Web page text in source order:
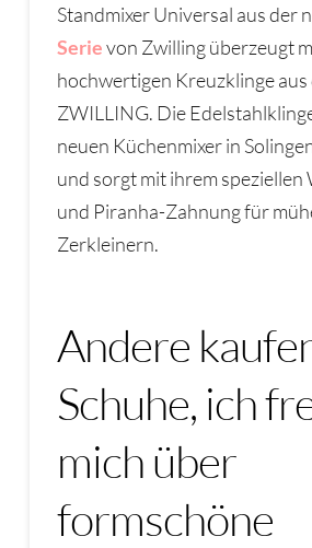
Standmixer Universal aus der
Serievon Zwilling überzeugt
hochwertigen Kreuzklinge aus
ZWILLING. Die
neuen Küchenmixer in
und sorgt mit ihrem
und Piranha-Zahnung für
Zerkleinern.
Andere
Schuhe, ich
mich über
formschöne